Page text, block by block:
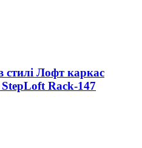
Лофт каркас
Rack-147